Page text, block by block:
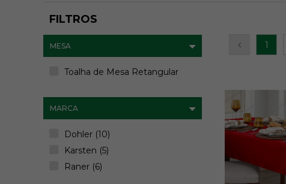
FILTROS
MARCA
Dohler (10)
Karsten (5)
Raner (6)
MESA
Toalha de Mesa Retangular
1